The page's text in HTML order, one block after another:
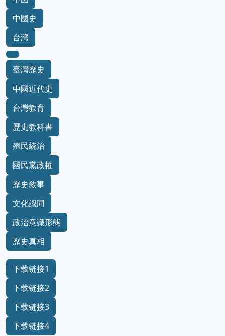
中國史
台湾
臺灣歷史
中國近代史
台灣教育
歷史教科書
殖民統治
國民黨政權
歷史敘事
文化認同
政治意識形態
歷史真相
下载链接1
下载链接2
下载链接3
下载链接4